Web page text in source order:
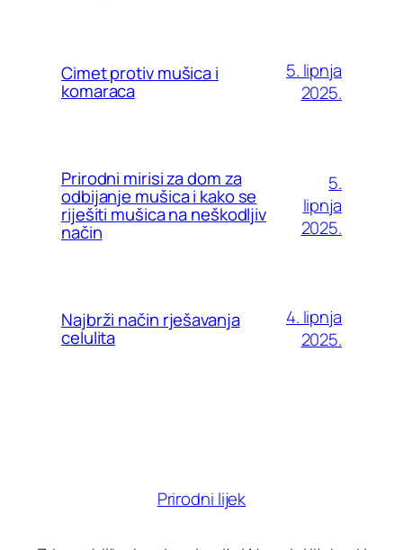
Cimet protiv mušica i
komaraca
5. lipnja
2025.
Prirodni mirisi za dom za
odbijanje mušica i kako se
riješiti mušica na neškodljiv
način
5.
lipnja
2025.
Najbrži način rješavanja
celulita
4. lipnja
2025.
Prirodni lijek